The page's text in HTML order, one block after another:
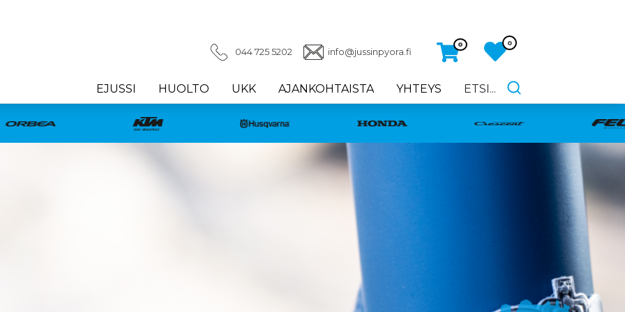
044 725 5202 info@jussinpyora.fi
0 0
EJUSSI HUOLTO UKK AJANKOHTAISTA YHTEYS ETSI...